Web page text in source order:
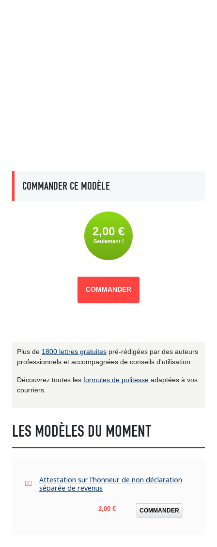
COMMANDER CE MODÈLE
2,00 €
Seulement !
COMMANDER
Plus de 1800 lettres gratuites pré-rédigées par des auteurs
professionnels et accompagnées de conseils d'utilisation.
Découvrez toutes les formules de politesse adaptées à vos
courriers.
LES MODÈLES DU MOMENT
Attestation sur l'honneur de non déclaration
séparée de revenus
Prix
2,00 € COMMANDER